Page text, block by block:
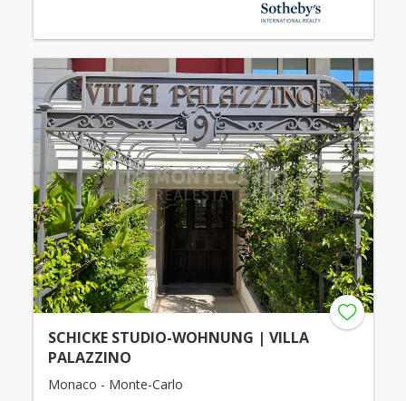
SCHICKE STUDIO-WOHNUNG | VILLA
PALAZZINO
Monaco - Monte-Carlo